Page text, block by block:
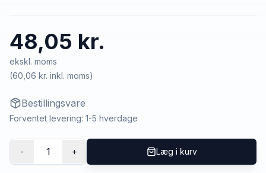
48,05 kr.
ekskl. moms
(60,06 kr. inkl. moms)
Bestillingsvare
Forventet levering: 1-5 hverdage
- 1 + Læg i kurv